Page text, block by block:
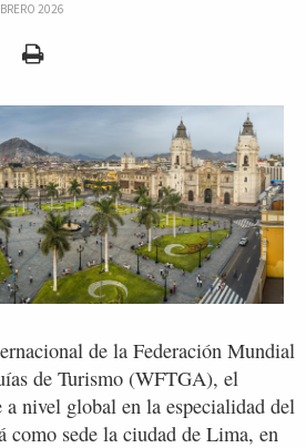
2026
de la Federación Mundial
de Turismo (WFTGA), el
a nivel global en la especialidad del
como sede la ciudad de Lima, en